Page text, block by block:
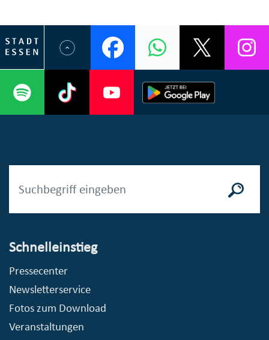
Schnelleinstieg
Pressecenter
Newsletterservice
Fotos zum Download
Veranstaltungen